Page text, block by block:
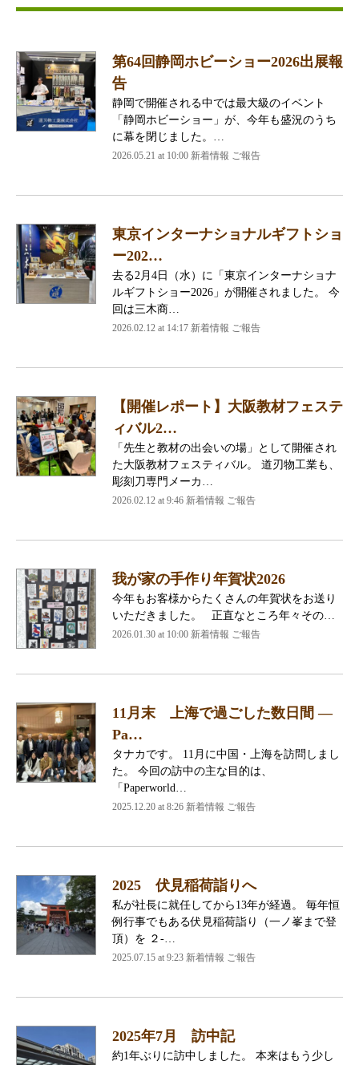
第64回静岡ホビーショー2026出展報
告
静岡で開催される中では最大級のイベント
「静岡ホビーショー」が、今年も盛況のうち
に幕を閉じました。…
2026.05.21 at 10:00 新着情報 ご報告
東京インターナショナルギフトショ
ー202…
去る2月4日（水）に「東京インターナショナ
ルギフトショー2026」が開催されました。 今
回は三木商…
2026.02.12 at 14:17 新着情報 ご報告
【開催レポート】大阪教材フェステ
ィバル2…
「先生と教材の出会いの場」として開催され
た大阪教材フェスティバル。 道刃物工業も、
彫刻刀専門メーカ…
2026.02.12 at 9:46 新着情報 ご報告
我が家の手作り年賀状2026
今年もお客様からたくさんの年賀状をお送り
いただきました。 正直なところ年々その…
2026.01.30 at 10:00 新着情報 ご報告
11月末 上海で過ごした数日間 ―
Pa…
タナカです。 11月に中国・上海を訪問しまし
た。 今回の訪中の主な目的は、
「Paperworld…
2025.12.20 at 8:26 新着情報 ご報告
2025 伏見稲荷詣りへ
私が社長に就任してから13年が経過。 毎年恒
例行事でもある伏見稲荷詣り（一ノ峯まで登
頂）を ２-…
2025.07.15 at 9:23 新着情報 ご報告
2025年7月 訪中記
約1年ぶりに訪中しました。 本来はもう少し